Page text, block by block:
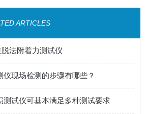
ARTICLES
法附着力测试仪
仪现场检测的步骤有哪些？
测试仪可基本满足多种测试要求